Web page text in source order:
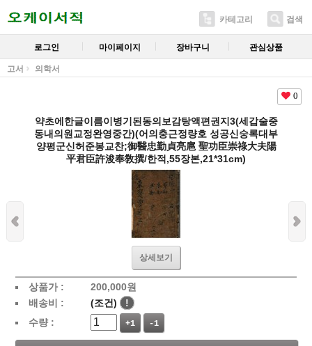
카테고리 검색
로그인 마이페이지 장바구니 관심상품
고서 의학서
0
약초에한글이름이병기된동의보감탕액편권지3(세갑술중
동내의원교정완영중간)(어의충근정량호 성공신숭록대부
양평군신허준봉교찬;御醫忠勤貞亮扈 聖功臣崇祿大夫陽
平君臣許浚奉敎撰/한적,55장본,21*31cm)
상세보기
상품가 : 200,000원
배송비 :
(조건)
!
수량 :
+1 -1